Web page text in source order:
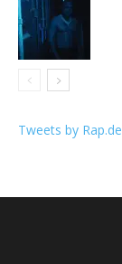
Tweets by Rap.de